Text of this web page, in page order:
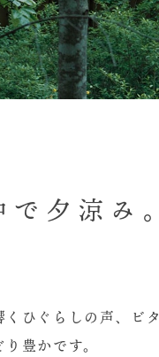
夕涼み
ひぐらしの声、ビ
豊かです。